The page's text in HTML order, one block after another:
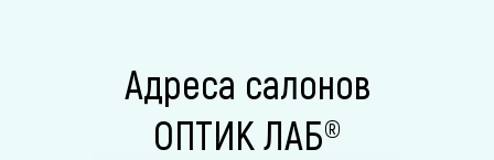
Адреса салонов
ОПТИК ЛАБ®